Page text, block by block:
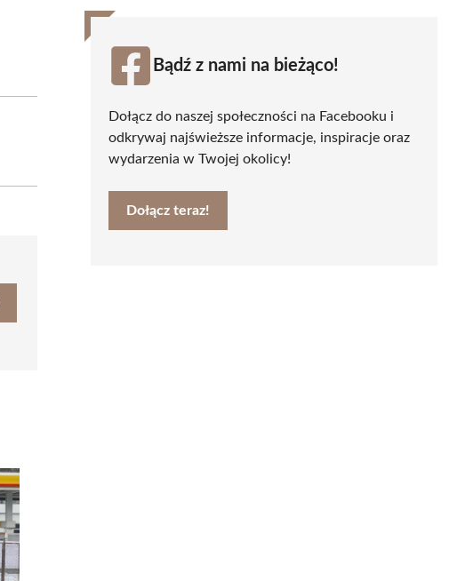
Bądź z nami na bieżąco!
Dołącz do naszej społeczności na Facebooku i
odkrywaj najświeższe informacje, inspiracje oraz
wydarzenia w Twojej okolicy!
Dołącz teraz!